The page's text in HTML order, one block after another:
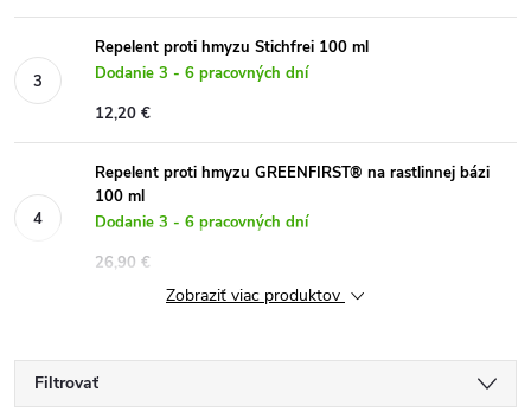
Repelent proti hmyzu Stichfrei 100 ml
Dodanie 3 - 6 pracovných dní
12,20 €
Repelent proti hmyzu GREENFIRST® na rastlinnej bázi
100 ml
Dodanie 3 - 6 pracovných dní
26,90 €
Zobraziť viac produktov
Filtrovať